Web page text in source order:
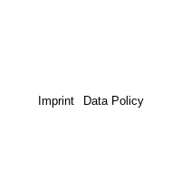
Imprint Data Policy